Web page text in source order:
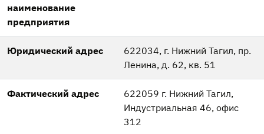
наименование
предприятия
Юридический адрес
622034, г. Нижний Тагил, пр.
Ленина, д. 62, кв. 51
Фактический адрес
622059 г. Нижний Тагил,
Индустриальная 46, офис
312